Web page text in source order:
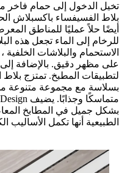
تخيل الدخول إلى حمام فاخر
بلاط الفسيفساء باكسبلاش
أيضًا حلاً عمليًا للمناطق
للرخام إلى الماء تجعل هذه
الاستحمام والبلاشات
على مظهر دقيق. بالإضافة إلى
لتطبيقات المطبخ. تمتزج بلاط
بسلاسة مع مجموعة متنوعة
بشكل جميل في المطابخ
الطبيعية أنها تكمل الأساليب